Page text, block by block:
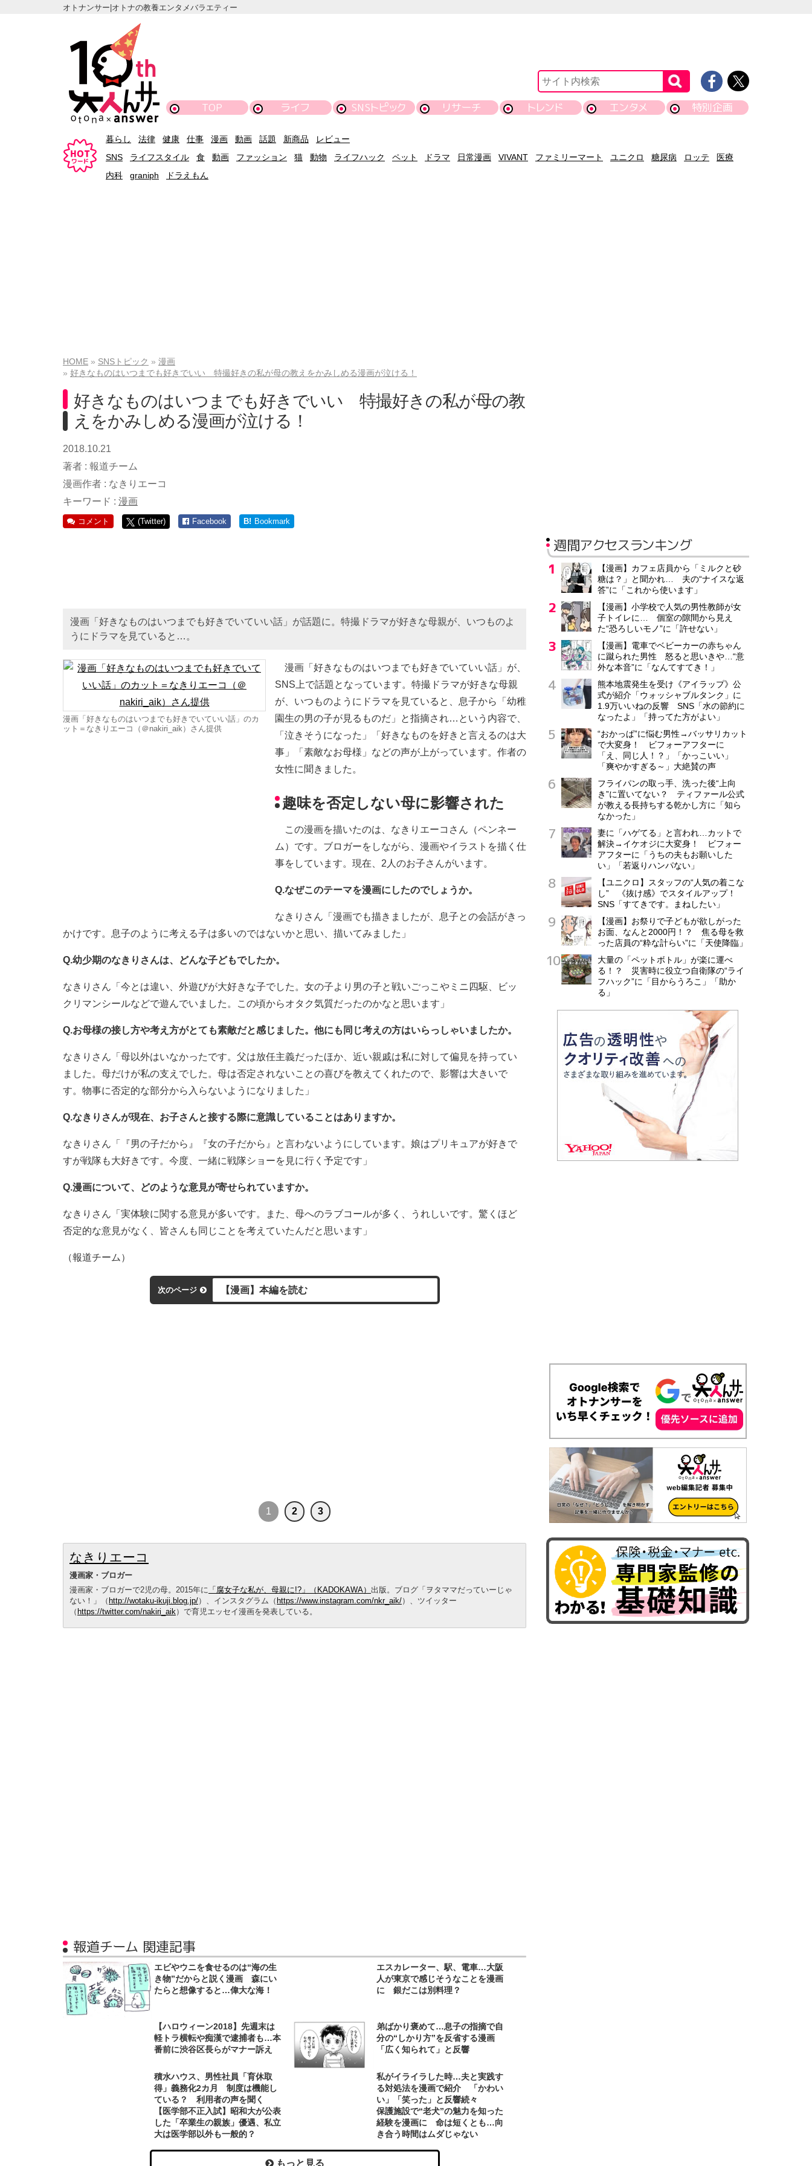
オトナンサー|オトナの教養エンタメバラエティー
TOP ライフ SNSトピック リサーチ トレンド エンタメ 特別企画
暮らし 法律 健康 仕事 漫画 動画 話題 新商品
レビュー
SNS
ライフスタイル 食 動画 ファッション 猫 動物 ライフハック ペット ドラマ 日常漫画 VIVANT ファミリーマート ユニクロ 糖尿病 ロッテ
医療
内科
graniph ドラえもん
HOME SNSトピック
漫画
好きなものはいつまでも好きでいい 特撮好きの私が母の教えをかみしめる漫画が泣ける！
好きなものはいつまでも好きでいい 特撮好きの私が母の教
えをかみしめる漫画が泣ける！
2018.10.21
著者 : 報道チーム
漫画作者 : なきりエーコ
キーワード : 漫画
コメント (Twitter) Facebook B! Bookmark
漫画「好きなものはいつまでも好きでいていい話」が話題に。特撮ドラマが好きな母親が、いつものよ
うにドラマを見ていると…。
漫画「好きなものはいつまでも好きでいていい話」のカ
ット＝なきりエーコ（＠nakiri_aik）さん提供
漫画「好きなものはいつまでも好きでいていい話」が、
SNS上で話題となっています。特撮ドラマが好きな母親
が、いつものようにドラマを見ていると、息子から「幼稚
園生の男の子が見るものだ」と指摘され…という内容で、
「泣きそうになった」「好きなものを好きと言えるのは大
事」「素敵なお母様」などの声が上がっています。作者の
女性に聞きました。
趣味を否定しない母に影響された
この漫画を描いたのは、なきりエーコさん（ペンネー
ム）です。ブロガーをしながら、漫画やイラストを描く仕
事をしています。現在、2人のお子さんがいます。
Q.なぜこのテーマを漫画にしたのでしょうか。
なきりさん「漫画でも描きましたが、息子との会話がきっ
かけです。息子のように考える子は多いのではないかと思い、描いてみました」
Q.幼少期のなきりさんは、どんな子どもでしたか。
なきりさん「今とは違い、外遊びが大好きな子でした。女の子より男の子と戦いごっこやミニ四駆、ビッ
クリマンシールなどで遊んでいました。この頃からオタク気質だったのかなと思います」
Q.お母様の接し方や考え方がとても素敵だと感じました。他にも同じ考えの方はいらっしゃいましたか。
なきりさん「母以外はいなかったです。父は放任主義だったほか、近い親戚は私に対して偏見を持ってい
ました。母だけが私の支えでした。母は否定されないことの喜びを教えてくれたので、影響は大きいで
す。物事に否定的な部分から入らないようになりました」
Q.なきりさんが現在、お子さんと接する際に意識していることはありますか。
なきりさん「『男の子だから』『女の子だから』と言わないようにしています。娘はプリキュアが好きで
すが戦隊も大好きです。今度、一緒に戦隊ショーを見に行く予定です」
Q.漫画について、どのような意見が寄せられていますか。
なきりさん「実体験に関する意見が多いです。また、母へのラブコールが多く、うれしいです。驚くほど
否定的な意見がなく、皆さんも同じことを考えていたんだと思います」
（報道チーム）
次のページ 【漫画】本編を読む
1 2 3
なきりエーコ
漫画家・ブロガー
漫画家・ブロガーで2児の母。2015年に 「腐女子な私が、母親に!?」（KADOKAWA） 出版。ブログ「ヲタママだっていーじゃ
ない！」（ http://wotaku-ikuji.blog.jp/）、インスタグラム（ https://www.instagram.com/nkr_aik/）、ツイッター
（ https://twitter.com/nakiri_aik）で育児エッセイ漫画を発表している。
報道チーム 関連記事
エビやウニを食せるのは“海の生
き物”だからと説く漫画 森にい
たらと想像すると…偉大な海！
エスカレーター、駅、電車…大阪
人が東京で感じそうなことを漫画
に 銀だこは別料理？
【ハロウィーン2018】先週末は
軽トラ横転や痴漢で逮捕者も…本
番前に渋谷区長らがマナー訴え
弟ばかり褒めて…息子の指摘で自
分の“しかり方”を反省する漫画
「広く知られて」と反響
積水ハウス、男性社員「育休取
得」義務化2カ月 制度は機能し
ている？ 利用者の声を聞く
私がイライラした時…夫と実践す
る対処法を漫画で紹介 「かわい
い」「笑った」と反響続々
【医学部不正入試】昭和大が公表
した「卒業生の親族」優遇、私立
大は医学部以外も一般的？
保護施設で“老犬”の魅力を知った
経験を漫画に 命は短くとも…向
き合う時間はムダじゃない
もっと見る
週間アクセスランキング
【漫画】カフェ店員から「ミルクと砂
糖は？」と聞かれ… 夫の“ナイスな返
答”に「これから使います」
【漫画】小学校で人気の男性教師が女
子トイレに… 個室の隙間から見え
た“恐ろしいモノ”に「許せない」
【漫画】電車でベビーカーの赤ちゃん
に蹴られた男性 怒ると思いきや…“意
外な本音”に「なんてすてき！」
熊本地震発生を受け《アイラップ》公
式が紹介「ウォッシャブルタンク」に
1.9万いいねの反響 SNS「水の節約に
なったよ」「持ってた方がよい」
“おかっぱ”に悩む男性→バッサリカット
で大変身！ ビフォーアフターに
「え、同じ人！？」「かっこいい」
「爽やかすぎる～」大絶賛の声
フライパンの取っ手、洗った後“上向
き”に置いてない？ ティファール公式
が教える長持ちする乾かし方に「知ら
なかった」
妻に「ハゲてる」と言われ…カットで
解決→イケオジに大変身！ ビフォー
アフターに「うちの夫もお願いした
い」「若返りハンパない」
【ユニクロ】スタッフの“人気の着こな
し” 《抜け感》でスタイルアップ！
SNS「すてきです。まねしたい」
【漫画】お祭りで子どもが欲しがった
お面、なんと2000円！？ 焦る母を救
った店員の“粋な計らい”に「天使降臨」
大量の「ペットボトル」が楽に運べ
る！？ 災害時に役立つ自衛隊の“ライ
フハック”に「目からうろこ」「助か
る」